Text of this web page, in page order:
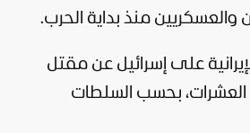
والعسكريين منذ بداية الحرب.
على إسرائيل عن مقتل
العشرات، بحسب السلطات